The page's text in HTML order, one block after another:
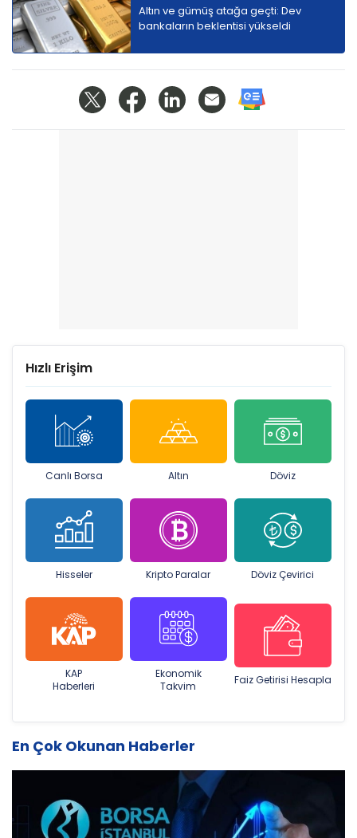
Altın ve gümüş atağa geçti: Dev
bankaların beklentisi yükseldi
Hızlı Erişim
Canlı Borsa Altın Döviz
Hisseler Kripto Paralar Döviz Çevirici
KAP
Haberleri
Ekonomik
Takvim
Faiz Getirisi Hesapla
En Çok Okunan Haberler